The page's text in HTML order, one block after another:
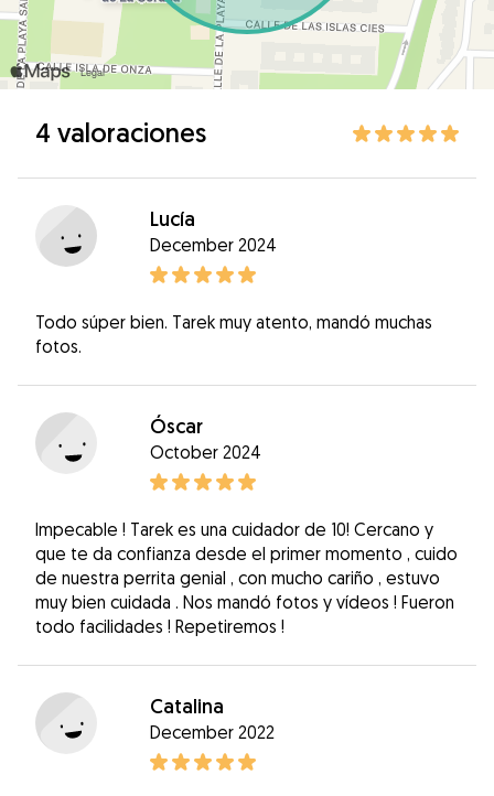
4 valoraciones
Lucía
December 2024
Todo súper bien. Tarek muy atento, mandó muchas
fotos.
Óscar
October 2024
Impecable ! Tarek es una cuidador de 10! Cercano y
que te da confianza desde el primer momento , cuido
de nuestra perrita genial , con mucho cariño , estuvo
muy bien cuidada . Nos mandó fotos y vídeos ! Fueron
todo facilidades ! Repetiremos !
Catalina
December 2022